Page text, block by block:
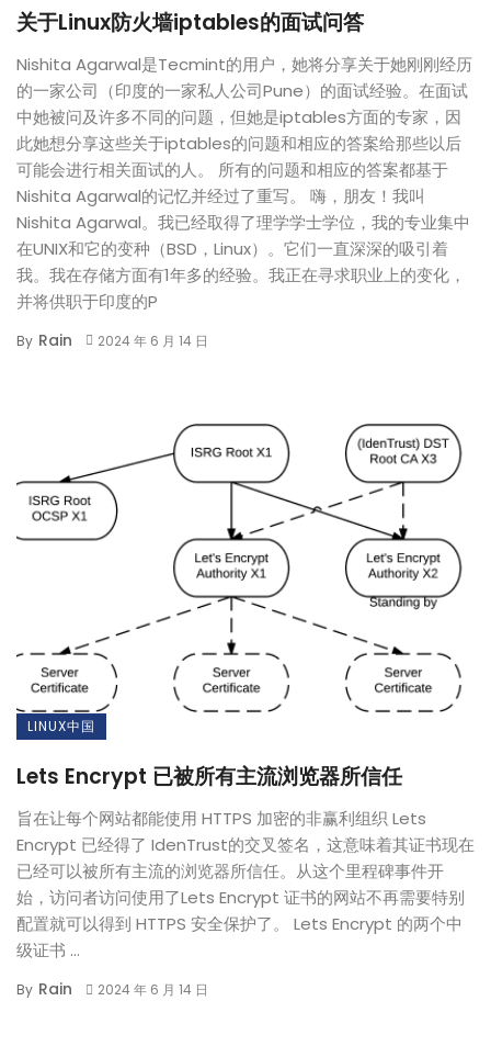
关于Linux防火墙iptables的面试问答
Nishita Agarwal是Tecmint的用户，她将分享关于她刚刚经历
的一家公司（印度的一家私人公司Pune）的面试经验。在面试
中她被问及许多不同的问题，但她是iptables方面的专家，因
此她想分享这些关于iptables的问题和相应的答案给那些以后
可能会进行相关面试的人。 所有的问题和相应的答案都基于
Nishita Agarwal的记忆并经过了重写。 嗨，朋友！我叫
Nishita Agarwal。我已经取得了理学学士学位，我的专业集中
在UNIX和它的变种（BSD，Linux）。它们一直深深的吸引着
我。我在存储方面有1年多的经验。我正在寻求职业上的变化，
并将供职于印度的P
By Rain 2024 年 6 月 14 日
LINUX中国
Lets Encrypt 已被所有主流浏览器所信任
旨在让每个网站都能使用 HTTPS 加密的非赢利组织 Lets
Encrypt 已经得了 IdenTrust的交叉签名，这意味着其证书现在
已经可以被所有主流的浏览器所信任。从这个里程碑事件开
始，访问者访问使用了Lets Encrypt 证书的网站不再需要特别
配置就可以得到 HTTPS 安全保护了。 Lets Encrypt 的两个中
级证书 ...
By Rain 2024 年 6 月 14 日